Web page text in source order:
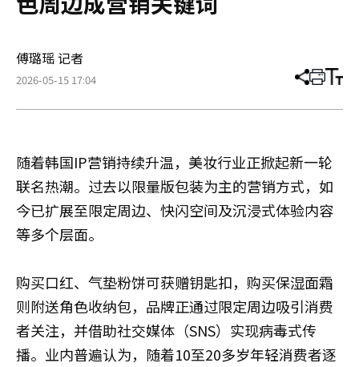
傅璐瑶 记者
2026-05-15 17:04 分
章
打 调
小
随着韩国IP营销持续升温，美妆行业正掀起新一轮
联名热潮。过去以限量版包装为主的营销方式，如
今已扩展至限定周边、快闪空间及沉浸式体验内容
等多个层面。
购买口红、气垫粉饼可获赠钥匙扣，购买保湿面霜
则附送角色收纳包，品牌正通过限定周边吸引消费
者关注，并借助社交媒体（SNS）实现病毒式传
播。业内普遍认为，随着10至20多岁年轻消费者逐